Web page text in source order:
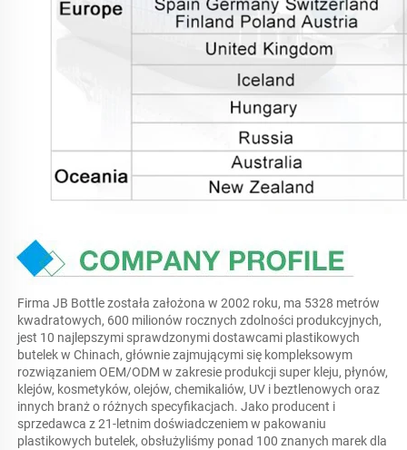
Firma JB Bottle została założona w 2002 roku, ma 5328 metrów
kwadratowych, 600 milionów rocznych zdolności produkcyjnych,
jest 10 najlepszymi sprawdzonymi dostawcami plastikowych
butelek w Chinach, głównie zajmującymi się kompleksowym
rozwiązaniem OEM/ODM w zakresie produkcji super kleju, płynów,
klejów, kosmetyków, olejów, chemikaliów, UV i beztlenowych oraz
innych branż o różnych specyfikacjach. Jako producent i
sprzedawca z 21-letnim doświadczeniem w pakowaniu
plastikowych butelek, obsłużyliśmy ponad 100 znanych marek dla